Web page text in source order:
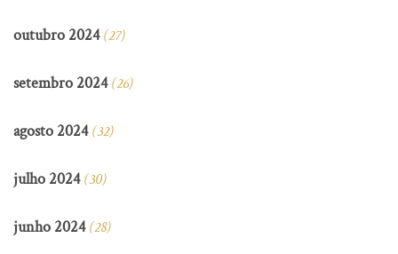
outubro 2024(27)
setembro 2024(26)
agosto 2024(32)
julho 2024(30)
junho 2024(28)